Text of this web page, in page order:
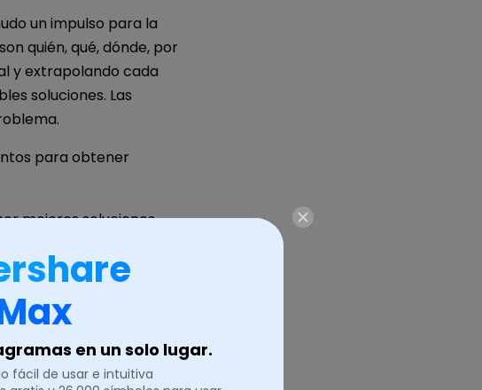
un impulso para la
quién, qué, dónde, por
y extrapolando cada
soluciones. Las
para obtener
mejores soluciones.
los elementos
y ver los ejemplos.
crear y presentar tu
en un solo lugar.
fácil de usar e intuitiva